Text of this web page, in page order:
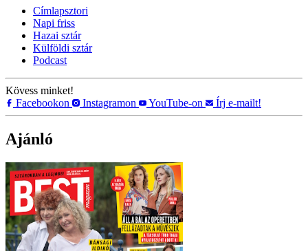
Címlapsztori
Napi friss
Hazai sztár
Külföldi sztár
Podcast
Kövess minket!
Facebookon
Instagramon YouTube-on Írj e-mailt!
Ajánló